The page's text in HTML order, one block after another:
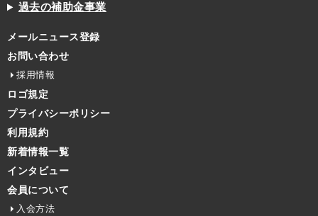
過去の補助金事業
メールニュース登録
お問い合わせ
採用情報
ロゴ規定
プライバシーポリシー
利用規約
新着情報一覧
インタビュー
会員について
入会方法